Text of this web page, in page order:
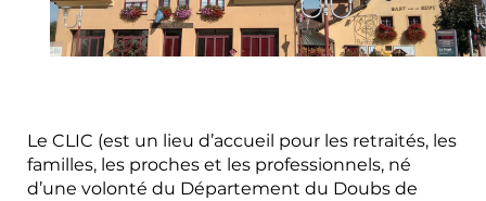
Le CLIC (est un lieu d’accueil pour les retraités, les
familles, les proches et les professionnels, né
d’une volonté du Département du Doubs de